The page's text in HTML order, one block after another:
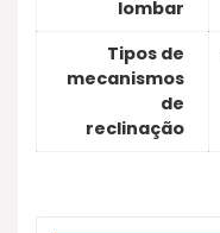
lombar
Tipos de
mecanismos
de
reclinação